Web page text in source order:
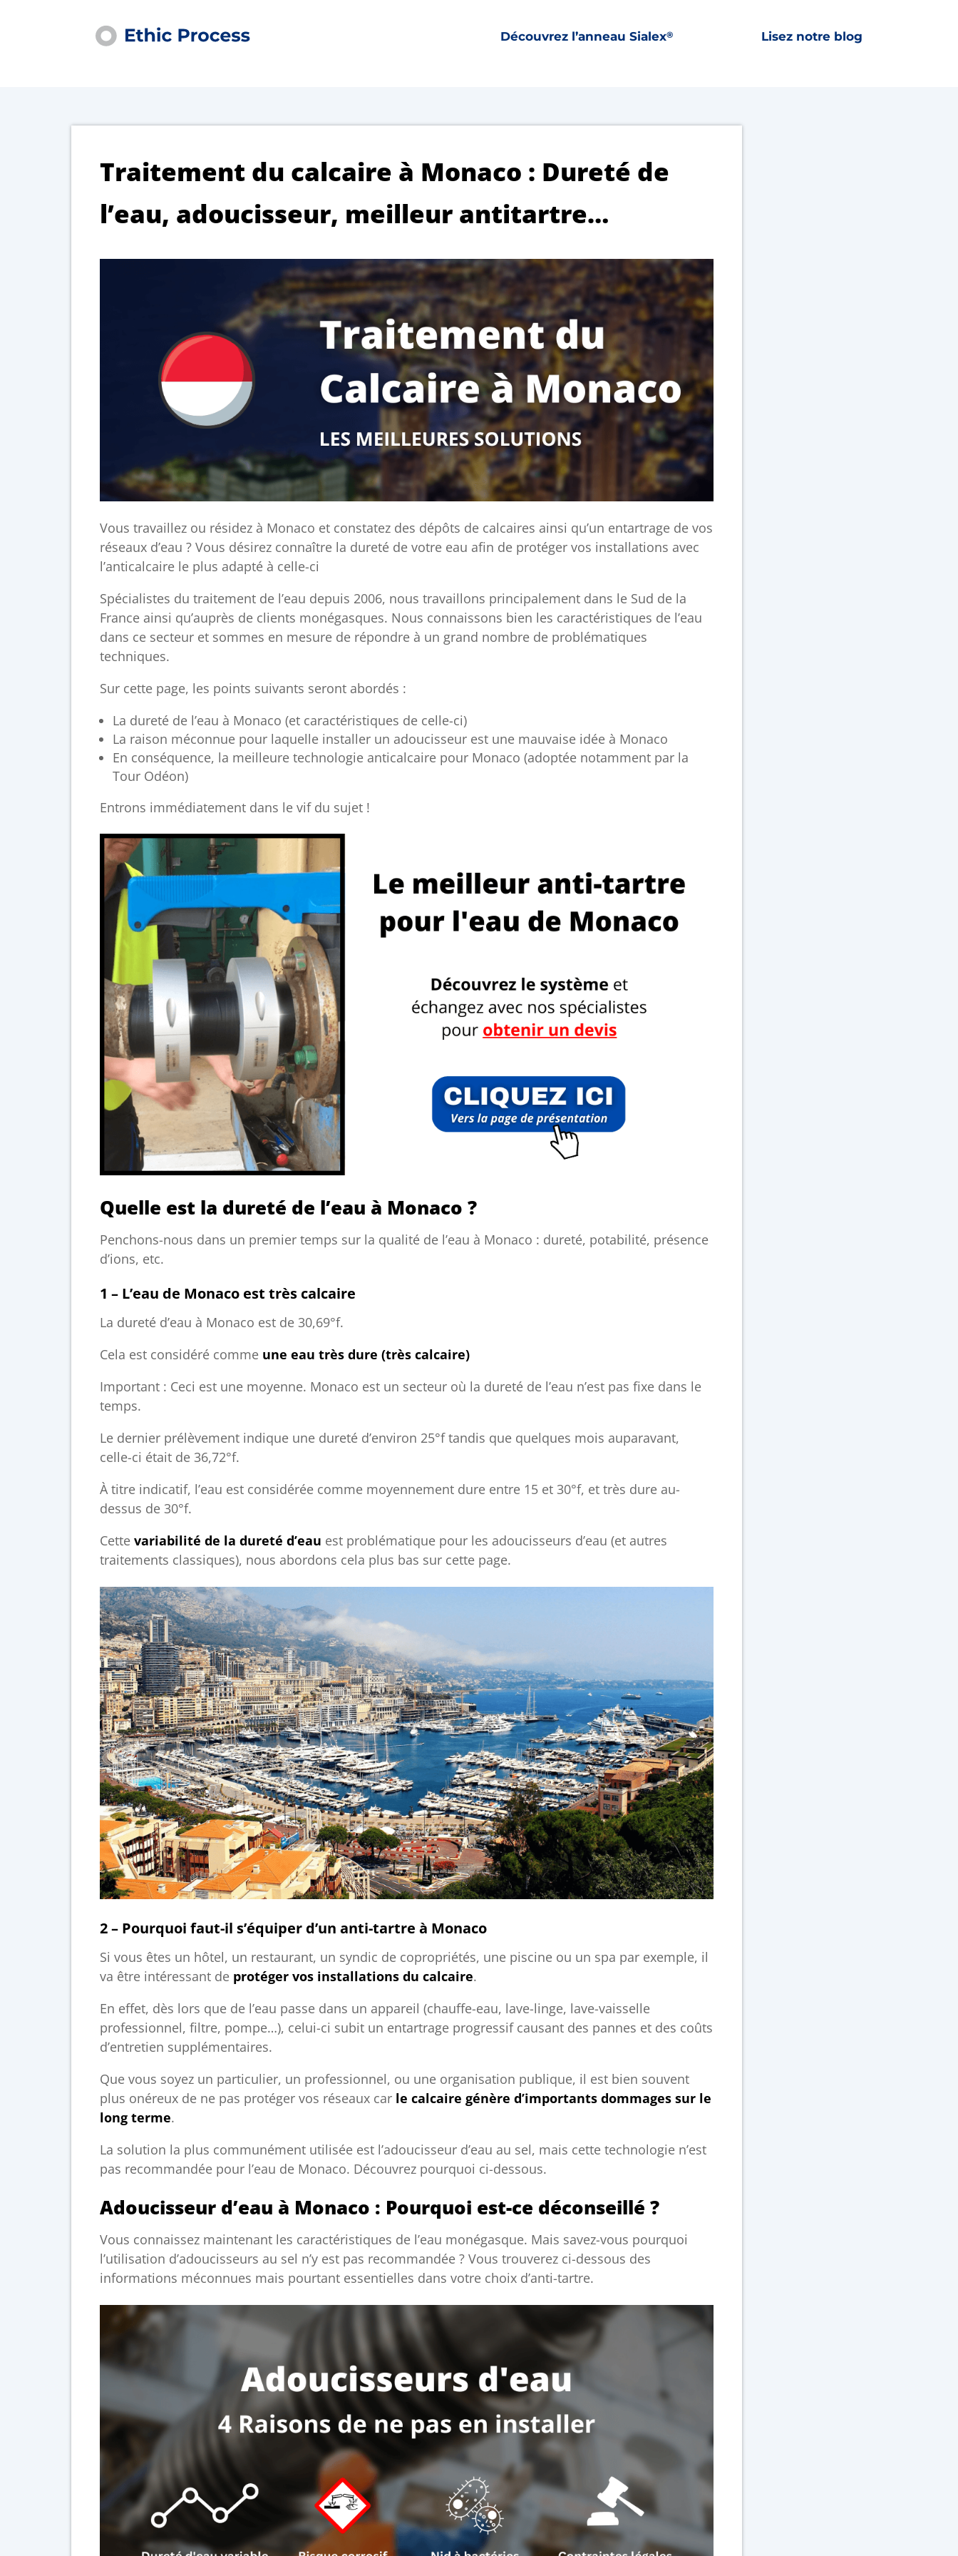
Découvrez l’anneau Sialex® Lisez notre blog
Traitement du calcaire à Monaco : Dureté de
l’eau, adoucisseur, meilleur antitartre…
Vous travaillez ou résidez à Monaco et constatez des dépôts de calcaires ainsi qu’un entartrage de vos
réseaux d’eau ? Vous désirez connaître la dureté de votre eau afin de protéger vos installations avec
l’anticalcaire le plus adapté à celle-ci
Spécialistes du traitement de l’eau depuis 2006, nous travaillons principalement dans le Sud de la
France ainsi qu’auprès de clients monégasques. Nous connaissons bien les caractéristiques de l’eau
dans ce secteur et sommes en mesure de répondre à un grand nombre de problématiques
techniques.
Sur cette page, les points suivants seront abordés :
La dureté de l’eau à Monaco (et caractéristiques de celle-ci)
La raison méconnue pour laquelle installer un adoucisseur est une mauvaise idée à Monaco
En conséquence, la meilleure technologie anticalcaire pour Monaco (adoptée notamment par la
Tour Odéon)
Entrons immédiatement dans le vif du sujet !
Quelle est la dureté de l’eau à Monaco ?
Penchons-nous dans un premier temps sur la qualité de l’eau à Monaco : dureté, potabilité, présence
d’ions, etc.
1 – L’eau de Monaco est très calcaire
La dureté d’eau à Monaco est de 30,69°f.
Cela est considéré comme une eau très dure (très calcaire)
Important : Ceci est une moyenne. Monaco est un secteur où la dureté de l’eau n’est pas fixe dans le
temps.
Le dernier prélèvement indique une dureté d’environ 25°f tandis que quelques mois auparavant,
celle-ci était de 36,72°f.
À titre indicatif, l’eau est considérée comme moyennement dure entre 15 et 30°f, et très dure au-
dessus de 30°f.
Cette variabilité de la dureté d’eau est problématique pour les adoucisseurs d’eau (et autres
traitements classiques), nous abordons cela plus bas sur cette page.
2 – Pourquoi faut-il s’équiper d’un anti-tartre à Monaco
Si vous êtes un hôtel, un restaurant, un syndic de copropriétés, une piscine ou un spa par exemple, il
va être intéressant de protéger vos installations du calcaire.
En effet, dès lors que de l’eau passe dans un appareil (chauffe-eau, lave-linge, lave-vaisselle
professionnel, filtre, pompe…), celui-ci subit un entartrage progressif causant des pannes et des coûts
d’entretien supplémentaires.
Que vous soyez un particulier, un professionnel, ou une organisation publique, il est bien souvent
plus onéreux de ne pas protéger vos réseaux car le calcaire génère d’importants dommages sur le
long terme.
La solution la plus communément utilisée est l’adoucisseur d’eau au sel, mais cette technologie n’est
pas recommandée pour l’eau de Monaco. Découvrez pourquoi ci-dessous.
Adoucisseur d’eau à Monaco : Pourquoi est-ce déconseillé ?
Vous connaissez maintenant les caractéristiques de l’eau monégasque. Mais savez-vous pourquoi
l’utilisation d’adoucisseurs au sel n’y est pas recommandée ? Vous trouverez ci-dessous des
informations méconnues mais pourtant essentielles dans votre choix d’anti-tartre.